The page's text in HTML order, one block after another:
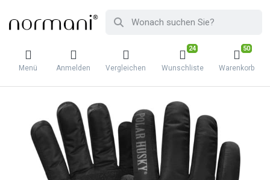
Menü Anmelden Vergleichen
24
Wunschliste
50
Warenkorb